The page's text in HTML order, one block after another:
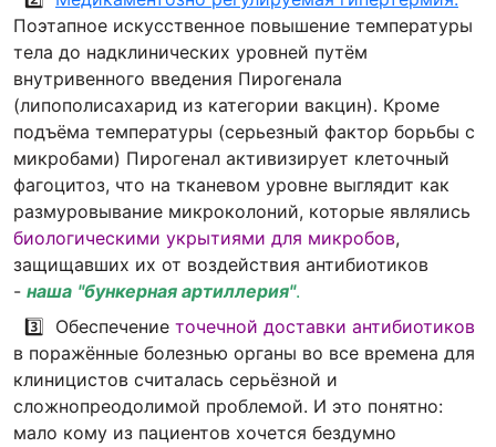
Поэтапное искусственное повышение температуры
тела до надклинических уровней путём
внутривенного введения Пирогенала
(липополисахарид из категории вакцин). Кроме
подъёма температуры (серьезный фактор борьбы с
микробами) Пирогенал активизирует клеточный
фагоцитоз, что на тканевом уровне выглядит как
размуровывание микроколоний, которые являлись
биологическими укрытиями для микробов,
защищавших их от воздействия антибиотиков
- наша "бункерная артиллерия".
3️⃣ Обеспечение точечной доставки антибиотиков
в поражённые болезнью органы во все времена для
клиницистов считалась серьёзной и
сложнопреодолимой проблемой. И это понятно:
мало кому из пациентов хочется бездумно